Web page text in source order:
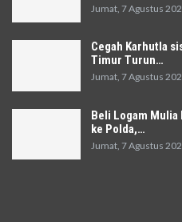
Jumat, 7 Agustus
Cegah Karhutla
Timur Turun…
Jumat, 7 Agustus
Beli Logam Mulia
ke Polda,…
Jumat, 7 Agustus